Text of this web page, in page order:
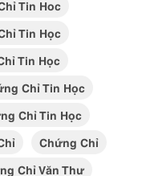
Tin Hoc
Tin Học
Tin Học
Chỉ Tin Học
Chỉ Tin Học
Chứng Chỉ
Chỉ Văn Thư